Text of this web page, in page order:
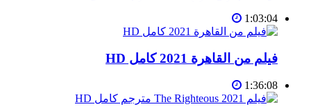
1:03:04
فيلم من القاهرة 2021 كامل HD
1:36:08